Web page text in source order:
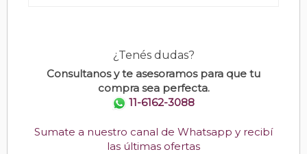
¿Tenés dudas?
Consultanos y te asesoramos para que tu
compra sea perfecta.
11-6162-3088
Sumate a nuestro canal de Whatsapp y recibí
las últimas ofertas